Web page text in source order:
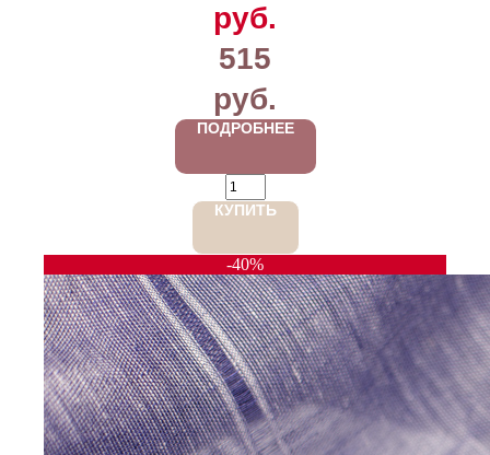
руб.
515
руб.
ПОДРОБНЕЕ
КУПИТЬ
-40%